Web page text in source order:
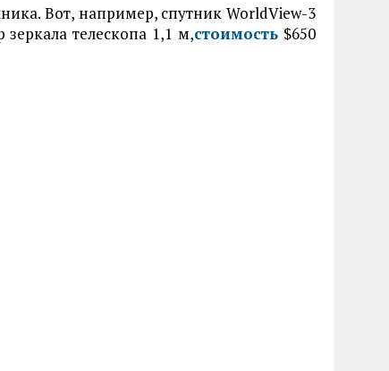
Вот, например, спутник WorldView-3
телескопа 1,1 м,стоимость $650